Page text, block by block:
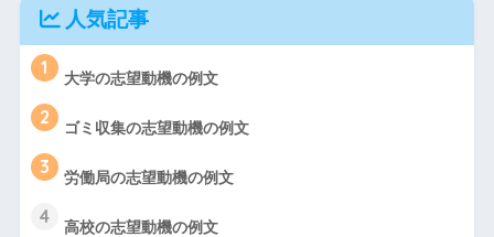
人気記事
1 大学の志望動機の例文
2 ゴミ収集の志望動機の例文
3 労働局の志望動機の例文
4 高校の志望動機の例文